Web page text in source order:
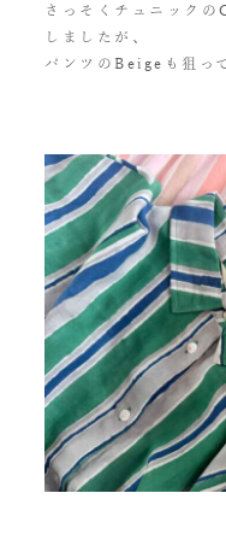
さっそくチュニック
しましたが、
パンツのBeigeも狙っ